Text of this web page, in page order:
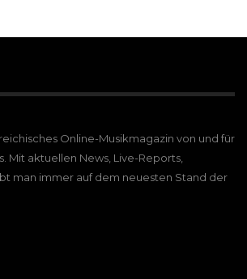
Online-Musikmagazin von und für
Mit aktuellen News, Live-Reports,
man immer auf dem neuesten Stand der